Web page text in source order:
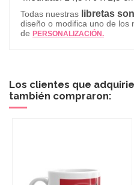
Todas nuestras libretas
diseño o modifica uno de los
de PERSONALIZACIÓN.
Los clientes que
también compraron: